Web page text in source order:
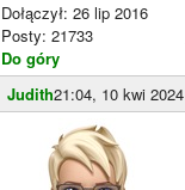
Dołączył: 26 lip 2016
Posty: 21733
Do góry
Judith21:04, 10 kwi 2024